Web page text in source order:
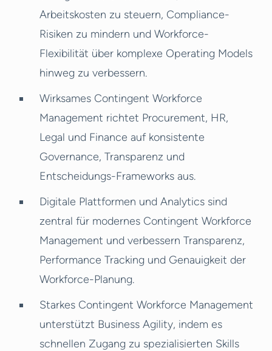
Arbeitskosten zu steuern, Compliance-
Risiken zu mindern und Workforce-
Flexibilität über komplexe Operating Models
hinweg zu verbessern.
Wirksames Contingent Workforce
Management richtet Procurement, HR,
Legal und Finance auf konsistente
Governance, Transparenz und
Entscheidungs-Frameworks aus.
Digitale Plattformen und Analytics sind
zentral für modernes Contingent Workforce
Management und verbessern Transparenz,
Performance Tracking und Genauigkeit der
Workforce-Planung.
Starkes Contingent Workforce Management
unterstützt Business Agility, indem es
schnellen Zugang zu spezialisierten Skills